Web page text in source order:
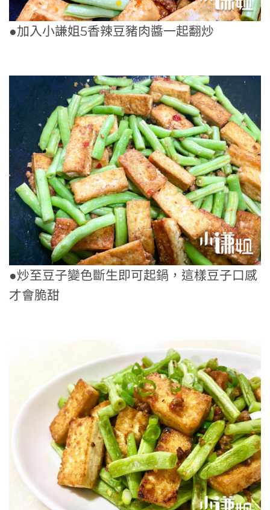
●加入小謙姐5香辣豆豬肉醬一起翻炒
●炒至豆子變色斷生即可起鍋，這樣豆子口感
才會脆甜